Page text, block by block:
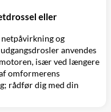
eller
og
anvendes
især ved længere
omformerens
rådfør dig med din